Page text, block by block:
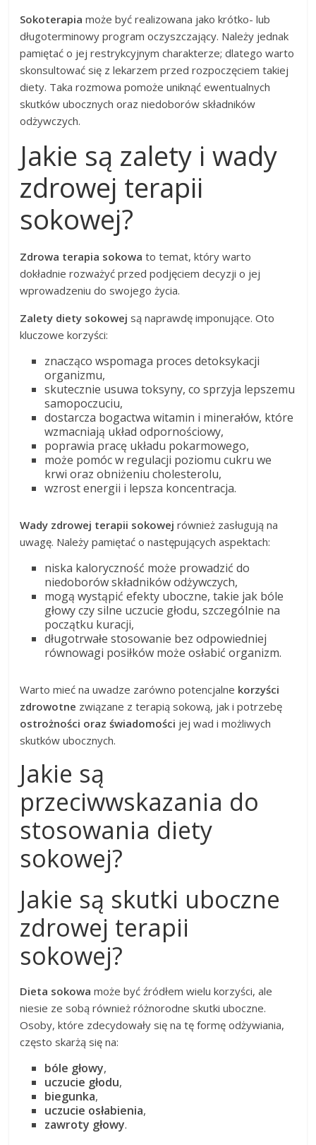
Sokoterapia może być realizowana jako krótko- lub
długoterminowy program oczyszczający. Należy jednak
pamiętać o jej restrykcyjnym charakterze; dlatego warto
skonsultować się z lekarzem przed rozpoczęciem takiej
diety. Taka rozmowa pomoże uniknąć ewentualnych
skutków ubocznych oraz niedoborów składników
odżywczych.
Jakie są zalety i wady
zdrowej terapii
sokowej?
Zdrowa terapia sokowa to temat, który warto
dokładnie rozważyć przed podjęciem decyzji o jej
wprowadzeniu do swojego życia.
Zalety diety sokowej są naprawdę imponujące. Oto
kluczowe korzyści:
znacząco wspomaga proces detoksykacji
organizmu,
skutecznie usuwa toksyny, co sprzyja lepszemu
samopoczuciu,
dostarcza bogactwa witamin i minerałów, które
wzmacniają układ odpornościowy,
poprawia pracę układu pokarmowego,
może pomóc w regulacji poziomu cukru we
krwi oraz obniżeniu cholesterolu,
wzrost energii i lepsza koncentracja.
Wady zdrowej terapii sokowej również zasługują na
uwagę. Należy pamiętać o następujących aspektach:
niska kaloryczność może prowadzić do
niedoborów składników odżywczych,
mogą wystąpić efekty uboczne, takie jak bóle
głowy czy silne uczucie głodu, szczególnie na
początku kuracji,
długotrwałe stosowanie bez odpowiedniej
równowagi posiłków może osłabić organizm.
Warto mieć na uwadze zarówno potencjalne korzyści
zdrowotne związane z terapią sokową, jak i potrzebę
ostrożności oraz świadomości jej wad i możliwych
skutków ubocznych.
Jakie są
przeciwwskazania do
stosowania diety
sokowej?
Jakie są skutki uboczne
zdrowej terapii
sokowej?
Dieta sokowa może być źródłem wielu korzyści, ale
niesie ze sobą również różnorodne skutki uboczne.
Osoby, które zdecydowały się na tę formę odżywiania,
często skarżą się na:
bóle głowy,
uczucie głodu,
biegunka,
uczucie osłabienia,
zawroty głowy.